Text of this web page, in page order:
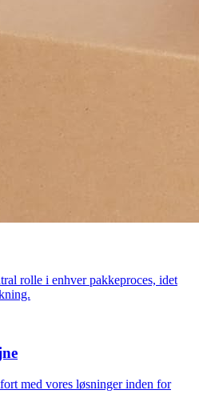
rolle i enhver pakkeproces, idet
med vores løsninger inden for